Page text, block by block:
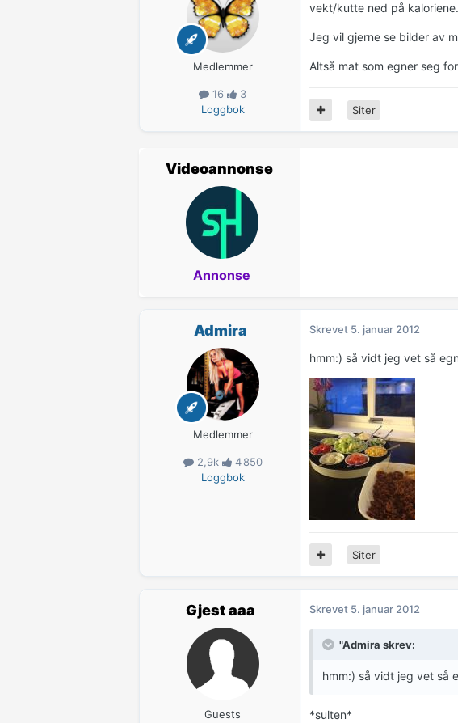
Medlemmer
16
3
Loggbok
vekt/kutte ned på kaloriene.
Jeg vil gjerne se bilder av
Altså mat som egner seg
Siter
Videoannonse
Annonse
Admira
Medlemmer
2,9k
4 850
Loggbok
Skrevet 5. januar 2012
hmm:) så vidt jeg vet så
Siter
Gjest aaa
Guests
Skrevet 5. januar 2012
"Admira skrev:
hmm:) så vidt jeg vet så
*sulten*